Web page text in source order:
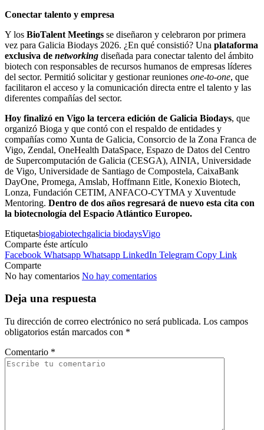
Conectar talento y empresa
Y los BioTalent Meetings se diseñaron y celebraron por primera
vez para Galicia Biodays 2026. ¿En qué consistió? Una plataforma
exclusiva de networking diseñada para conectar talento del ámbito
biotech con responsables de recursos humanos de empresas líderes
del sector. Permitió solicitar y gestionar reuniones one-to-one, que
facilitaron el acceso y la comunicación directa entre el talento y las
diferentes compañías del sector.
Hoy finalizó en Vigo la tercera edición de Galicia Biodays, que
organizó Bioga y que contó con el respaldo de entidades y
compañías como Xunta de Galicia, Consorcio de la Zona Franca de
Vigo, Zendal, OneHealth DataSpace, Espazo de Datos del Centro
de Supercomputación de Galicia (CESGA), AINIA, Universidade
de Vigo, Universidade de Santiago de Compostela, CaixaBank
DayOne, Promega, Amslab, Hoffmann Eitle, Konexio Biotech,
Lonza, Fundación CETIM, ANFACO-CYTMA y Xuventude
Mentoring. Dentro de dos años regresará de nuevo esta cita con
la biotecnología del Espacio Atlántico Europeo.
Etiquetasbiogabiotechgalicia biodaysVigo
Comparte éste artículo
Facebook Whatsapp Whatsapp LinkedIn Telegram Copy Link
Comparte
No hay comentarios No hay comentarios
Deja una respuesta
Tu dirección de correo electrónico no será publicada. Los campos
obligatorios están marcados con *
Comentario *